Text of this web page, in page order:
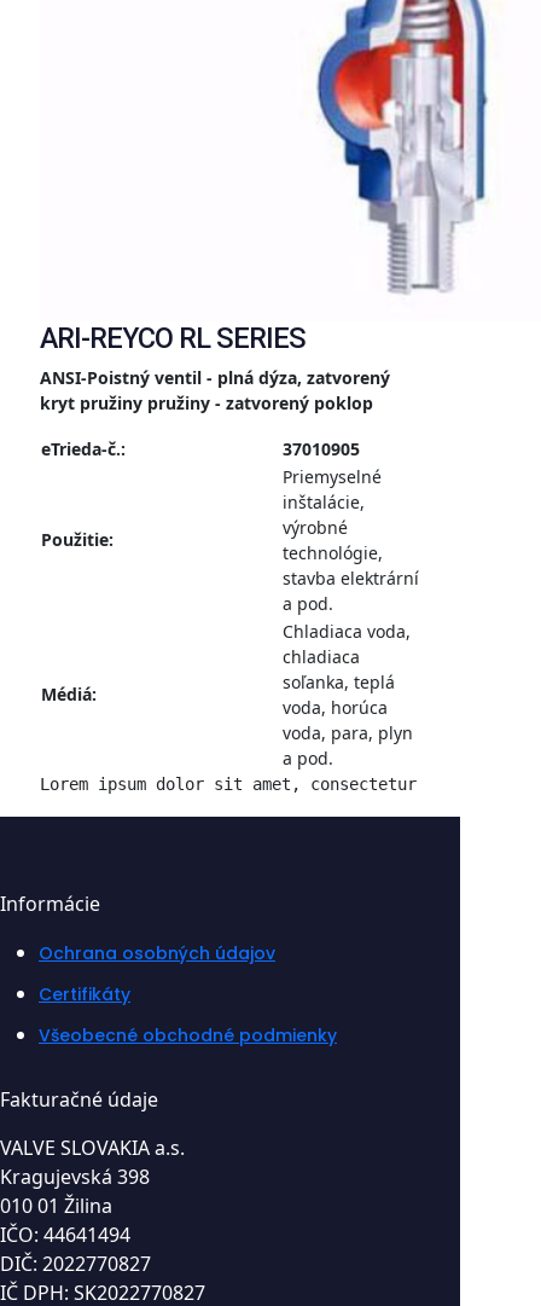
ARI-REYCO RL SERIES
ANSI-Poistný ventil - plná dýza, zatvorený
kryt pružiny pružiny - zatvorený poklop
eTrieda-č.:
37010905
Použitie:
Priemyselné
inštalácie,
výrobné
technológie,
stavba elektrární
a pod.
Médiá:
Chladiaca voda,
chladiaca
soľanka, teplá
voda, horúca
voda, para, plyn
a pod.
Lorem ipsum dolor sit amet, consectetur
Informácie
Ochrana osobných údajov
Certifikáty
Všeobecné obchodné podmienky
Fakturačné údaje
VALVE SLOVAKIA a.s.
Kragujevská 398
010 01 Žilina
IČO: 44641494
DIČ: 2022770827
IČ DPH: SK2022770827